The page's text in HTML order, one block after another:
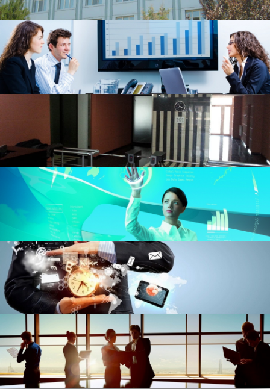
Структура
Филиалы
Тендеры и конкурсы
Стратегия развития, Бизнес планы
Вакансии
Акционерам
Аудит
Аффилированнные лица
Уголок акционеров
Комиссии
Мероприятия общества
Основные показатели
Продукция
Проспект эмиссии
Существенные факты
Приобретение акций
Официально
Нормативно-правовая база
Сертификаты и лицензии
Устав
Утратившие силу акты
Архив
Инвестиционный портфель
Интерактивные услуги
Вопросы и ответы
Карта сайта
Подача обращений в гос.органы
Формы заявок
Контакты